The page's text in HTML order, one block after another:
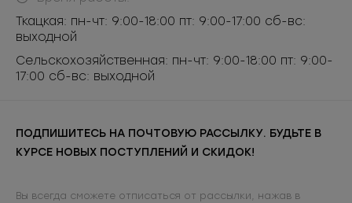
Ткацкая: пн-чт: 9:00-18:00 пт: 9:00-17:00 сб-вс:
выходной
Сельскохозяйственная: пн-чт: 9:00-18:00 пт: 9:00-
17:00 сб-вс: выходной
ПОДПИШИТЕСЬ НА ПОЧТОВУЮ РАССЫЛКУ. БУДЬТЕ В
КУРСЕ НОВЫХ ПОСТУПЛЕНИЙ И СКИДОК!
Вы всегда сможете отписаться от рассылки, нажав в